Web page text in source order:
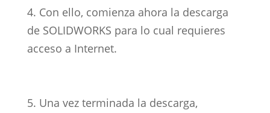
4. Con ello, comienza ahora la descarga
de SOLIDWORKS para lo cual requieres
acceso a Internet.
5. Una vez terminada la descarga,